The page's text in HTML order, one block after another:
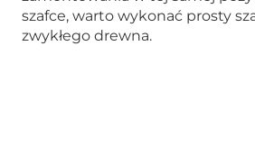
szafce, warto wykonać prosty
zwykłego drewna.